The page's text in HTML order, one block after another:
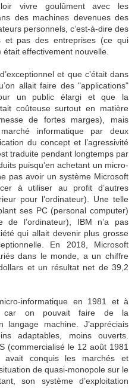
vivre goulûment avec les
des machines devenues des
personnels, c’est-à-dire des
et pas des entreprises (ce qui
effectivement nouvelle.
et que c’était dans
allait faire des "applications"
un public élargi et que la
coûteuse surtout en matière
de fortes marges), mais
informatique par deux
du concept et l’agressivité
traduite pendant longtemps par
puisqu’en achetant un micro-
pas avoir un système Microsoft
à utiliser au profit d’autres
pour l’ordinateur). Une telle
ses PC (personal computer)
de l’ordinateur), IBM n’a pas
qui allait devenir plus grosse
En 2018, Microsoft
dans le monde, a un chiffre
et un résultat net de 39,2
informatique en 1981 et à
car on pouvait faire de la
langage machine. J’appréciais
adaptables, moins ouverts.
(commercialisé le 12 août 1981
conquis les marchés et
de quasi-monopole sur le
son système d’exploitation